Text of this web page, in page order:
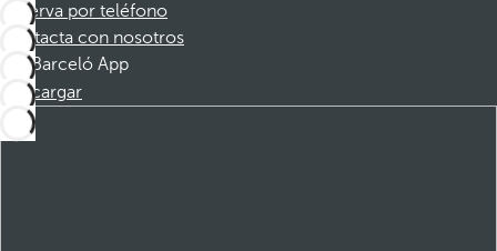
Reserva por teléfono
Contacta con nosotros
Barceló App
Descargar